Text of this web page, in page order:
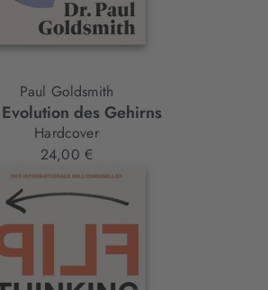
Paul Goldsmith
des Gehirns
Hardcover
24,00 €